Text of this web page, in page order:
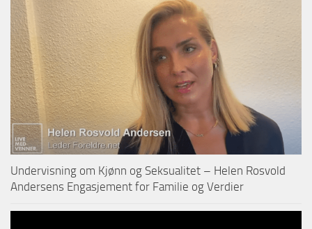
Undervisning om Kjønn og Seksualitet – Helen Rosvold
Andersens Engasjement for Familie og Verdier